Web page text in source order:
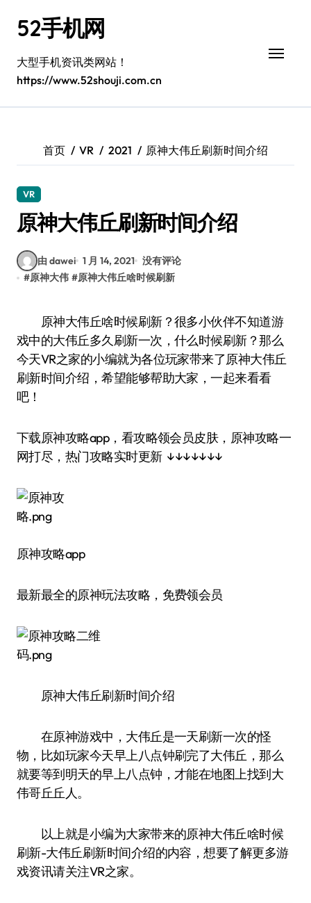
52手机网
大型手机资讯类网站！
https://www.52shouji.com.cn
首页 VR 2021 原神大伟丘刷新时间介绍
VR
原神大伟丘刷新时间介绍
由 dawei 1 月 14, 2021 没有评论
#原神大伟 #原神大伟丘啥时候刷新
原神大伟丘啥时候刷新？很多小伙伴不知道游
戏中的大伟丘多久刷新一次，什么时候刷新？那么
今天VR之家的小编就为各位玩家带来了原神大伟丘
刷新时间介绍，希望能够帮助大家，一起来看看
吧！
下载原神攻略app，看攻略领会员皮肤，原神攻略一
网打尽，热门攻略实时更新 ↓↓↓↓↓↓↓
原神攻略app
最新最全的原神玩法攻略，免费领会员
原神大伟丘刷新时间介绍
在原神游戏中，大伟丘是一天刷新一次的怪
物，比如玩家今天早上八点钟刷完了大伟丘，那么
就要等到明天的早上八点钟，才能在地图上找到大
伟哥丘丘人。
以上就是小编为大家带来的原神大伟丘啥时候
刷新-大伟丘刷新时间介绍的内容，想要了解更多游
戏资讯请关注VR之家。